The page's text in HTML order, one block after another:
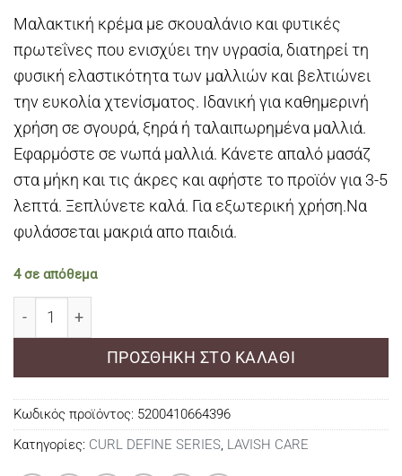
Μαλακτική κρέμα με σκουαλάνιο και φυτικές
πρωτεΐνες που ενισχύει την υγρασία, διατηρεί τη
φυσική ελαστικότητα των μαλλιών και βελτιώνει
την ευκολία χτενίσματος. Ιδανική για καθημερινή
χρήση σε σγουρά, ξηρά ή ταλαιπωρημένα μαλλιά.
Εφαρμόστε σε νωπά μαλλιά. Κάνετε απαλό μασάζ
στα μήκη και τις άκρες και αφήστε το προϊόν για 3-5
λεπτά. Ξεπλύνετε καλά. Για εξωτερική χρήση.Να
φυλάσσεται μακριά απο παιδιά.
4 σε απόθεμα
ΠΡΟΣΘΉΚΗ ΣΤΟ ΚΑΛΆΘΙ
Κωδικός προϊόντος: 5200410664396
Κατηγορίες: CURL DEFINE SERIES, LAVISH CARE